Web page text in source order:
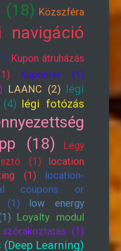
(18) Közszféra
navigáció
Kupon átruházás
Kupontér (1)
LAANC (2) légi
légi fotózás
(18)
Légy
(1)
location
(1)
location-
coupons or
(1)
low energy
Loyalty modul
(1)
(Deep Learning)